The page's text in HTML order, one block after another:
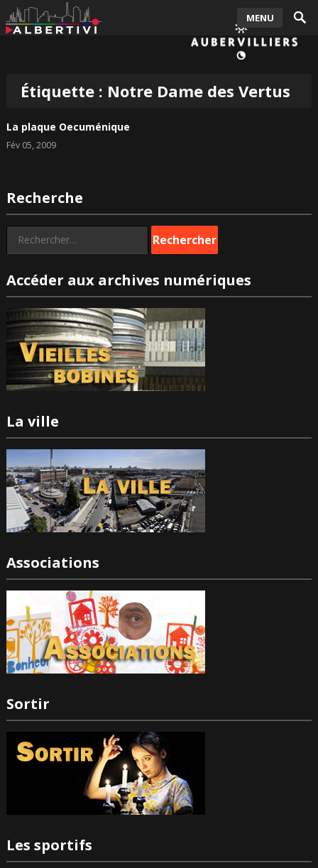
MENU
Étiquette : Notre Dame des Vertus
La plaque Oecuménique
Fév 05, 2009
Recherche
Rechercher :
Accéder aux archives numériques
La ville
Associations
Sortir
Les sportifs